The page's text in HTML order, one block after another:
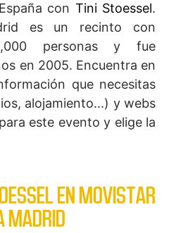
con Tini Stoessel.
es un recinto con
personas y fue
en 2005. Encuentra en
que necesitas
alojamiento...) y webs
este evento y elige la
EN MOVISTAR
MADRID